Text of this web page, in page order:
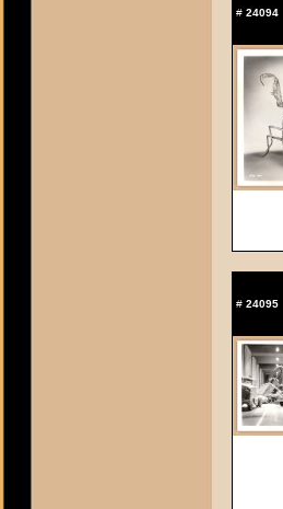
# 24094
# 24095